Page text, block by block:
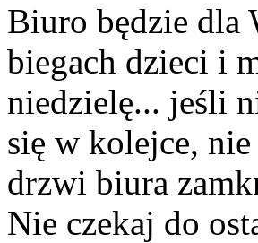
Biuro będzie dla
biegach dzieci i
niedzielę... jeśli
się w kolejce,
drzwi biura
Nie czekaj do